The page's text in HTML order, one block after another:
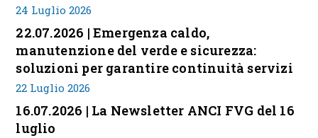
24 Luglio 2026
22.07.2026 | Emergenza caldo,
manutenzione del verde e sicurezza:
soluzioni per garantire continuità servizi
22 Luglio 2026
16.07.2026 | La Newsletter ANCI FVG del 16
luglio